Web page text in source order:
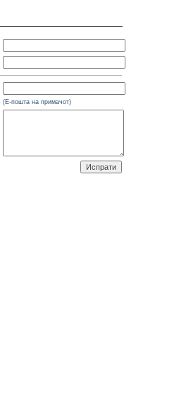
(Е-пошта на примачот)